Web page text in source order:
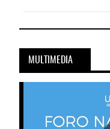
MULTIMEDIA